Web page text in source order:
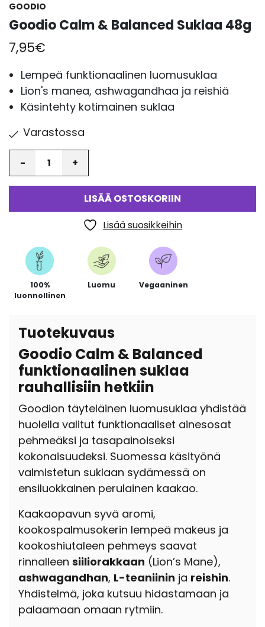
GOODIO
Goodio Calm & Balanced Suklaa 48g
7,95€
Lempeä funktionaalinen luomusuklaa
Lion's manea, ashwagandhaa ja reishiä
Käsintehty kotimainen suklaa
Varastossa
LISÄÄ OSTOSKORIIN
Lisää suosikkeihin
100%
luonnollinen
Luomu Vegaaninen
Tuotekuvaus
Goodio Calm & Balanced
funktionaalinen suklaa
rauhallisiin hetkiin
Goodion täyteläinen luomusuklaa yhdistää
huolella valitut funktionaaliset ainesosat
pehmeäksi ja tasapainoiseksi
kokonaisuudeksi. Suomessa käsityönä
valmistetun suklaan sydämessä on
ensiluokkainen perulainen kaakao.
Kaakaopavun syvä aromi,
kookospalmusokerin lempeä makeus ja
kookoshiutaleen pehmeys saavat
rinnalleen siiliorakkaan (Lion’s Mane),
ashwagandhan, L-teaniinin ja reishin.
Yhdistelmä, joka kutsuu hidastamaan ja
palaamaan omaan rytmiin.